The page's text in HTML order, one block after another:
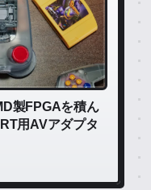
製FPGAを積ん
用AVアダプタ